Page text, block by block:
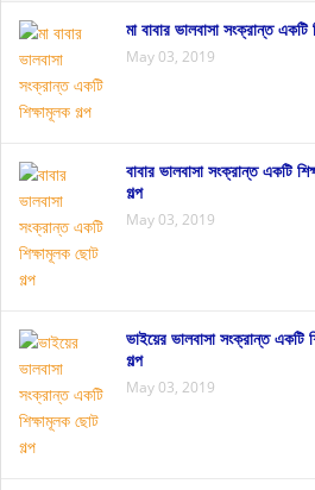
মা বাবার ভালবাসা সংক্রান্ত একটি
May 03, 2019
বাবার ভালবাসা সংক্রান্ত একটি
গল্প
May 03, 2019
ভাইয়ের ভালবাসা সংক্রান্ত একটি
গল্প
May 03, 2019